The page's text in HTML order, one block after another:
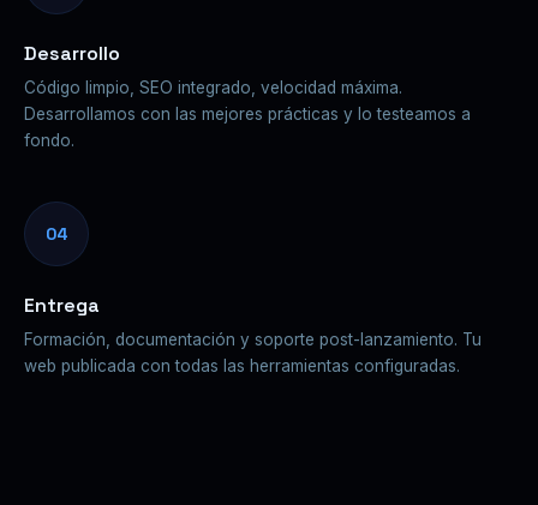
Desarrollo
Código limpio, SEO integrado, velocidad máxima.
Desarrollamos con las mejores prácticas y lo testeamos a
fondo.
04
Entrega
Formación, documentación y soporte post-lanzamiento. Tu
web publicada con todas las herramientas configuradas.